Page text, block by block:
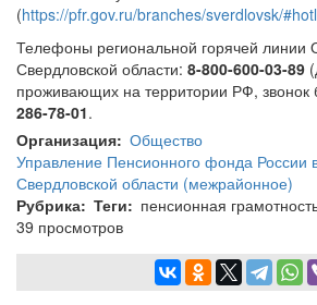
(https://pfr.gov.ru/branches/sverdlovsk/
Телефоны региональной горячей
Свердловской области: 8-800-600-03-89
проживающих на территории РФ, звонок
286-78-01.
Организация
Управление Пенсионного фонда России
Свердловской области (межрайонное)
Рубрика
Общество
Теги пенсионная
39 просмотров